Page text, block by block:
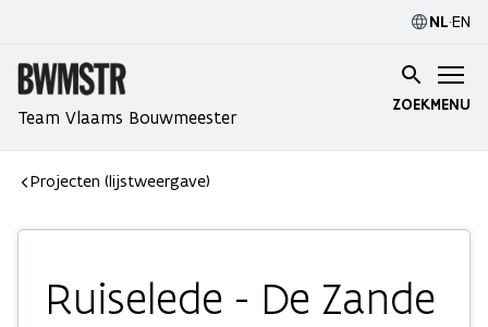
NL·EN
Team Vlaams Bouwmeester
ZOEKMENU
Projecten (lijstweergave)
Ruiselede - De Zande